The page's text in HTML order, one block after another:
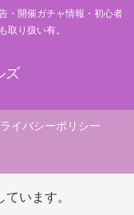
・開催ガチャ情報・初心者
取り扱い有。
ズ
イバシーポリシー
います。